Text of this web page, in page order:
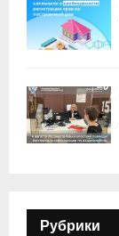
Рубрики